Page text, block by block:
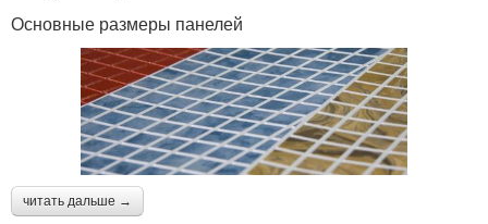
Основные размеры панелей
читать дальше →